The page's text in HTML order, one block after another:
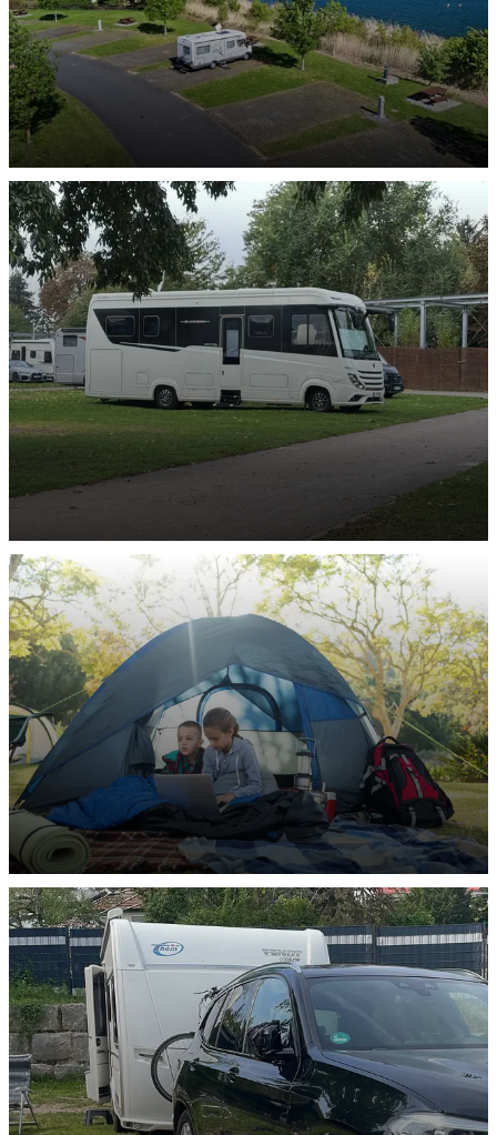
ENTDECKEN
Barrierefreie-Stellplätze
ENTDECKEN
XXL-Stellplätze
ENTDECKEN
Zelt-Stellplätze
ENTDECKEN